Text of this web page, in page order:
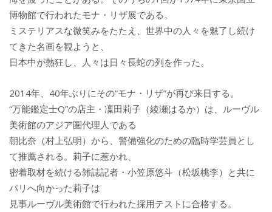
博物館で行われたモナ・リザ展である。
ミステリアスな微笑みをたたえ、世界中の人々を魅了し続け
てきた名画を観ようと、
日本中が熱狂し、人々は日々長蛇の列を作った。
2014年、40年ぶりにその“モナ・リザ”が再び来日する。
“万能鑑定士Q”の店主・凜田莉子（綾瀬はるか）は、ルーヴル
美術館のアジア圏代理人である
朝比奈（村上弘明）から、警備強化のための臨時学芸員とし
て推薦される。莉子に惹かれ、
密着取材を続ける雑誌記者・小笠原悠斗（松坂桃李）と共に
パリへ向かった莉子は
見事ルーヴル美術館で行われた採用テストに合格する。